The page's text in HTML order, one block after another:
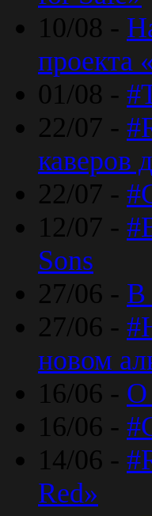
10/08 -
проекта
01/08 -
22/07 -
каверов
22/07 -
12/07 -
Sons
27/06 - В
27/06 -
новом
16/06 - О
16/06 -
14/06 -
Red»